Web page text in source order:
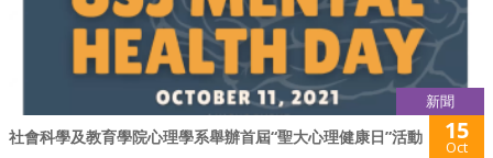
新聞
社會科學及教育學院心理學系舉辦首屆“聖大心理健康日”活動 15
Oct